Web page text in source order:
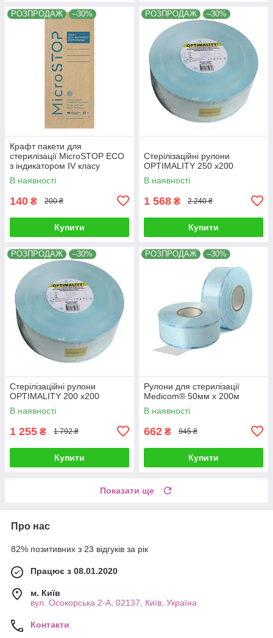
РОЗПРОДАЖ –30%
Крафт пакети для
стерилізації MicroSTOP ЕСО
з індикатором IV класу
100х200мм, 100 шт
В наявності
140 ₴ 200 ₴
Купити
РОЗПРОДАЖ –30%
Стерілізаційні рулони
OPTIMALITY 250 x200
В наявності
1 568 ₴ 2 240 ₴
Купити
РОЗПРОДАЖ –30%
Стерілізаційні рулони
OPTIMALITY 200 x200
В наявності
1 255 ₴ 1 792 ₴
Купити
РОЗПРОДАЖ –30%
Рулони для стерилізації
Medicom® 50мм х 200м
В наявності
662 ₴ 945 ₴
Купити
Показати ще
Про нас
82% позитивних з 23 відгуків за рік
Працює з 08.01.2020
м. Київ
вул. Осокорська 2-А, 02137, Київ, Україна
Контакти